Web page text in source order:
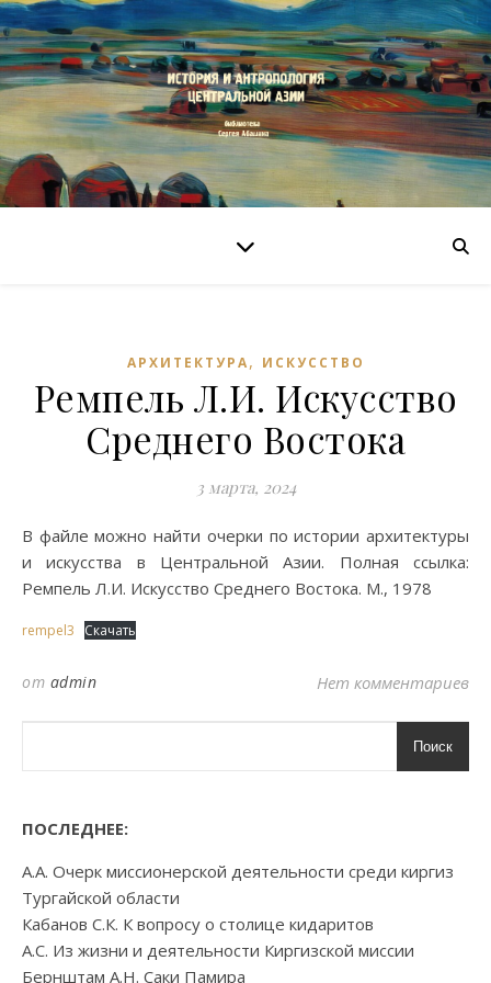
АРХИТЕКТУРА, ИСКУССТВО
Ремпель Л.И. Искусство
Среднего Востока
3 марта, 2024
В файле можно найти очерки по истории архитектуры
и искусства в Центральной Азии. Полная ссылка:
Ремпель Л.И. Искусство Среднего Востока. М., 1978
rempel3 Скачать
от admin Нет комментариев
Поиск
ПОСЛЕДНЕЕ:
А.А. Очерк миссионерской деятельности среди киргиз
Тургайской области
Кабанов С.К. К вопросу о столице кидаритов
А.С. Из жизни и деятельности Киргизской миссии
Бернштам А.Н. Саки Памира